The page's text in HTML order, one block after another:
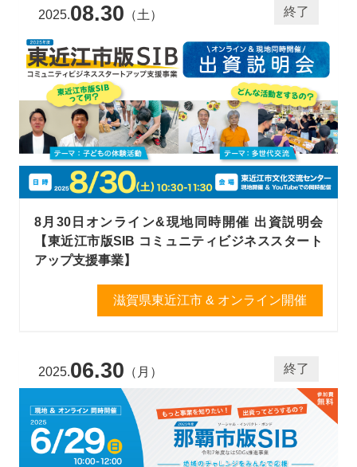
2025.08.30 （土） 終了
8月30日オンライン&現地同時開催 出資説明会
【東近江市版SIB コミュニティビジネススタート
アップ支援事業】
滋賀県東近江市 & オンライン開催
2025.06.30 （月） 終了